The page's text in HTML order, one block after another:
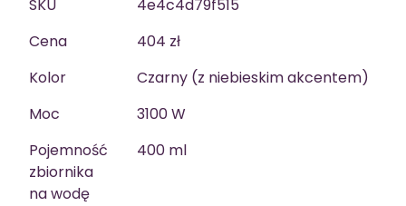
SKU
4e4c4d79f515
Cena
404 zł
Kolor
Czarny (z niebieskim akcentem)
Moc
3100 W
Pojemność
zbiornika
na wodę
400 ml